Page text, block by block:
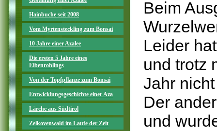
Hainbuche seit 2008
Vom Myrtensteckling zum Bonsai
10 Jahre einer Azalee
Die ersten 5 Jahre eines
Eibenrohlings
Von der Topfpflanze zum Bonsai
Entwicklungsgeschichte einer Aza
Lärche aus Südtirol
Zelkovenwald im Laufe der Zeit
Beim
Leider
und trotz
Jahr
Der
und